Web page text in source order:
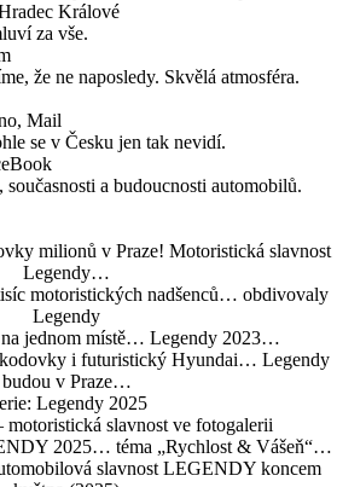
Králové
za vše.
že ne naposledy. Skvělá atmosféra.
Mail
se v Česku jen tak nevidí.
a budoucnosti automobilů.
milionů v Praze! Motoristická slavnost
Legendy…
motoristických nadšenců… obdivovaly
Legendy
na jednom místě… Legendy 2023…
i futuristický Hyundai… Legendy
budou v Praze…
Legendy 2025
slavnost ve fotogalerii
2025… téma „Rychlost & Vášeň“…
slavnost LEGENDY koncem